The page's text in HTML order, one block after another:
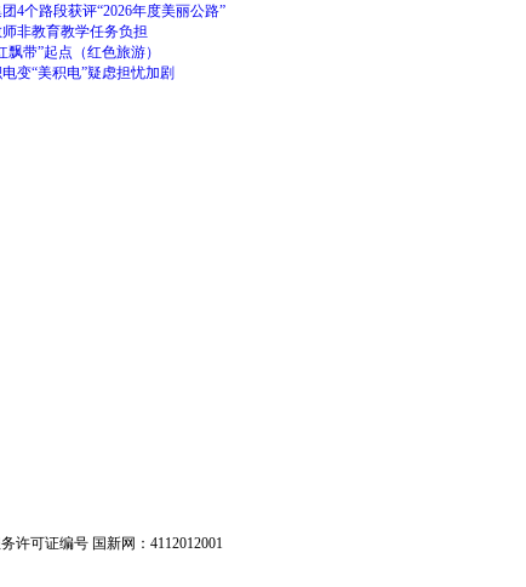
团4个路段获评“2026年度美丽公路”
师非教育教学任务负担
飘带”起点（红色旅游）
电变“美积电”疑虑担忧加剧
许可证编号 国新网：4112012001